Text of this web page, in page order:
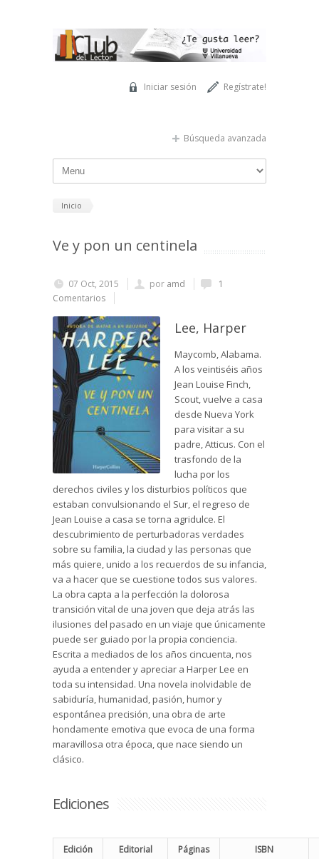
Regístrate!
Iniciar sesión
Búsqueda avanzada
Inicio
Ve y pon un centinela
07 Oct, 2015 por amd
1
Comentarios
Lee, Harper
Maycomb, Alabama.
A los veintiséis años
Jean Louise Finch,
Scout, vuelve a casa
desde Nueva York
para visitar a su
padre, Atticus. Con el
trasfondo de la
lucha por los
derechos civiles y los disturbios políticos que
estaban convulsionando el Sur, el regreso de
Jean Louise a casa se torna agridulce. El
descubrimiento de perturbadoras verdades
sobre su familia, la ciudad y las personas que
más quiere, unido a los recuerdos de su infancia,
va a hacer que se cuestione todos sus valores.
La obra capta a la perfección la dolorosa
transición vital de una joven que deja atrás las
ilusiones del pasado en un viaje que únicamente
puede ser guiado por la propia conciencia.
Escrita a mediados de los años cincuenta, nos
ayuda a entender y apreciar a Harper Lee en
toda su intensidad. Una novela inolvidable de
sabiduría, humanidad, pasión, humor y
espontánea precisión, una obra de arte
hondamente emotiva que evoca de una forma
maravillosa otra época, que nace siendo un
clásico.
Ediciones
Edición Editorial Páginas ISBN